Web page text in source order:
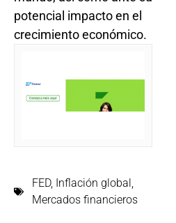
potencial impacto en el
crecimiento económico.
FED, Inflación global,
Mercados financieros